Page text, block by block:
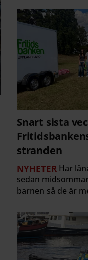
Snart sista
stranden
NYHETER Har
sedan
barnen så de är